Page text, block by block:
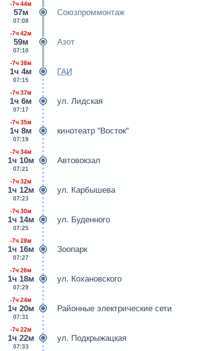
-7ч 44м
57м
07:08
Союзпроммонтаж
-7ч 42м
59м
07:10
Азот
-7ч 38м
1ч 4м
07:15
ГАИ
-7ч 37м
1ч 6м
07:17
ул. Лидская
-7ч 35м
1ч 8м
07:19
кинотеатр "Восток"
-7ч 34м
1ч 10м
07:21
Автовокзал
-7ч 32м
1ч 12м
07:23
ул. Карбышева
-7ч 30м
1ч 14м
07:25
ул. Буденного
-7ч 28м
1ч 16м
07:27
Зоопарк
-7ч 26м
1ч 18м
07:29
ул. Кохановского
-7ч 24м
1ч 20м
07:31
Районные электрические сети
-7ч 22м
1ч 22м
07:33
ул. Подкрыжацкая